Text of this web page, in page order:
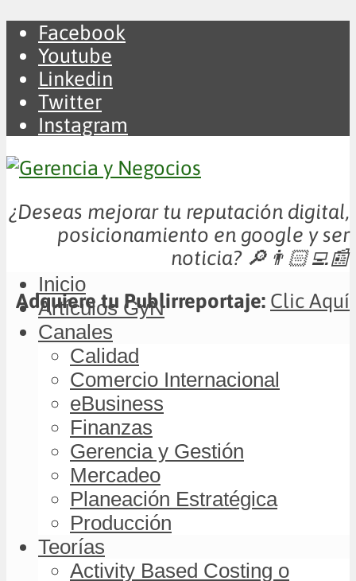
Facebook
Youtube
Linkedin
Twitter
Instagram
¿Deseas mejorar tu reputación digital,
posicionamiento en google y ser
noticia? 🔎👨🏻‍💻📰
Adquiere tu Publirreportaje: Clic Aquí
Inicio
Artículos GyN
Canales
Calidad
Comercio Internacional
eBusiness
Finanzas
Gerencia y Gestión
Mercadeo
Planeación Estratégica
Producción
Teorías
Activity Based Costing o